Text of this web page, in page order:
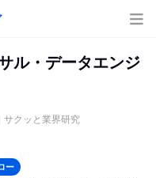
ル・データエンジ
サクッと業界研究
ー